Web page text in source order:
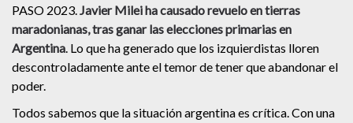
PASO 2023.Javier Milei ha causado revuelo en tierras
maradonianas, tras ganar las elecciones primarias en
Argentina. Lo que ha generado que los izquierdistas lloren
descontroladamente ante el temor de tener que abandonar el
poder.
Todos sabemos que la situación argentina es crítica. Con una